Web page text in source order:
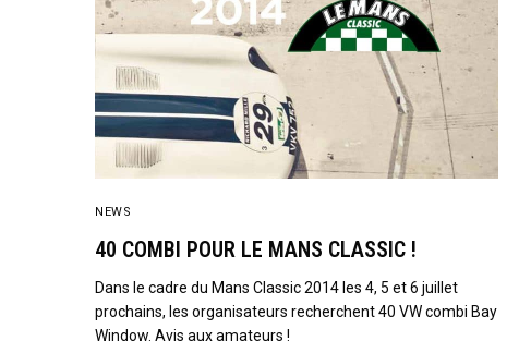
NEWS
40 COMBI POUR LE MANS CLASSIC !
Dans le cadre du Mans Classic 2014 les 4, 5 et 6 juillet
prochains, les organisateurs recherchent 40 VW combi Bay
Window. Avis aux amateurs !